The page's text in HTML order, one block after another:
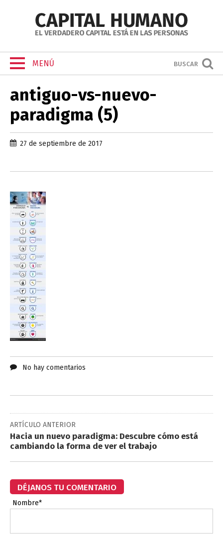
MENÚ BUSCAR
antiguo-vs-nuevo-
paradigma (5)
27 de septiembre de 2017
No hay comentarios
ARTÍCULO ANTERIOR
Hacia un nuevo paradigma: Descubre cómo está
cambiando la forma de ver el trabajo
DÉJANOS TU COMENTARIO
Nombre*